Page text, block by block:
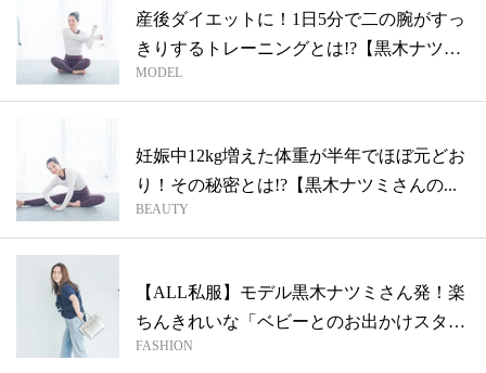
産後ダイエットに！1日5分で二の腕がすっ
きりするトレーニングとは!?【黒木ナツ
ミ...
MODEL
妊娠中12kg増えた体重が半年でほぼ元どお
り！その秘密とは!?【黒木ナツミさんの...
BEAUTY
【ALL私服】モデル黒木ナツミさん発！楽
ちんきれいな「ベビーとのお出かけスタイ
ル...
FASHION